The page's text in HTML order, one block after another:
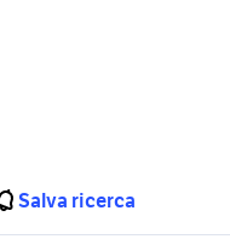
Salva ricerca